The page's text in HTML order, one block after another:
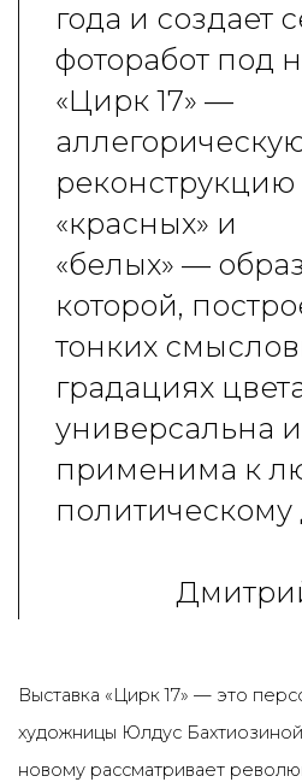
года и создает
фоторабот под
«Цирк 17» —
реконструкцию
«красных» и
«белых» —
которой,
тонких
градациях
универсальна и
применима к
политическому
Выставка «Цирк 17» — это
художницы Юлдус
новому рассматривает